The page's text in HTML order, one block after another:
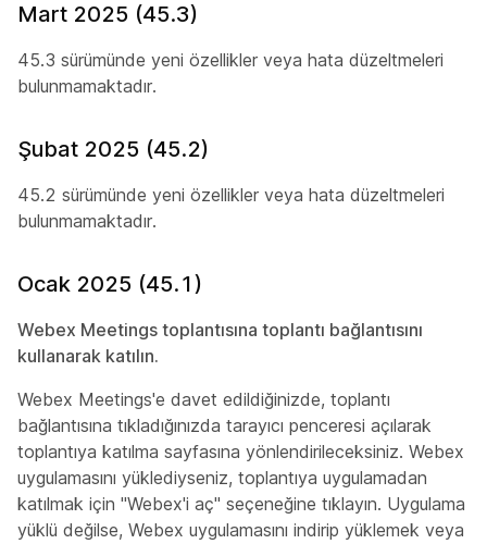
Mart 2025 (45.3)
45.3 sürümünde yeni özellikler veya hata düzeltmeleri
bulunmamaktadır.
Şubat 2025 (45.2)
45.2 sürümünde yeni özellikler veya hata düzeltmeleri
bulunmamaktadır.
Ocak 2025 (45.1)
Webex Meetings toplantısına toplantı bağlantısını
kullanarak katılın.
Webex Meetings'e davet edildiğinizde, toplantı
bağlantısına tıkladığınızda tarayıcı penceresi açılarak
toplantıya katılma sayfasına yönlendirileceksiniz. Webex
uygulamasını yüklediyseniz, toplantıya uygulamadan
katılmak için "Webex'i aç" seçeneğine tıklayın. Uygulama
yüklü değilse, Webex uygulamasını indirip yüklemek veya